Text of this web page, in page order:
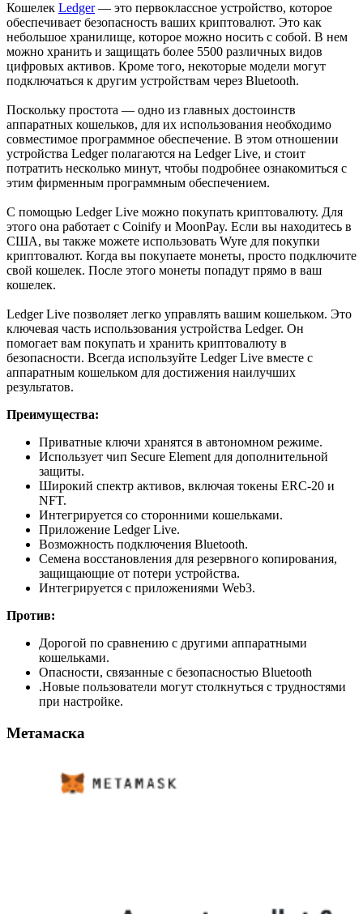
Кошелек Ledger— это первоклассное устройство, которое
обеспечивает безопасность ваших криптовалют. Это как
небольшое хранилище, которое можно носить с собой. В нем
можно хранить и защищать более 5500 различных видов
цифровых активов. Кроме того, некоторые модели могут
подключаться к другим устройствам через Bluetooth.
Поскольку простота — одно из главных достоинств
аппаратных кошельков, для их использования необходимо
совместимое программное обеспечение. В этом отношении
устройства Ledger полагаются на Ledger Live, и стоит
потратить несколько минут, чтобы подробнее ознакомиться с
этим фирменным программным обеспечением.
С помощью Ledger Live можно покупать криптовалюту. Для
этого она работает с Coinify и MoonPay. Если вы находитесь в
США, вы также можете использовать Wyre для покупки
криптовалют. Когда вы покупаете монеты, просто подключите
свой кошелек. После этого монеты попадут прямо в ваш
кошелек.
Ledger Live позволяет легко управлять вашим кошельком. Это
ключевая часть использования устройства Ledger. Он
помогает вам покупать и хранить криптовалюту в
безопасности. Всегда используйте Ledger Live вместе с
аппаратным кошельком для достижения наилучших
результатов.
Преимущества:
Приватные ключи хранятся в автономном режиме.
Использует чип Secure Element для дополнительной
защиты.
Широкий спектр активов, включая токены ERC-20 и
NFT.
Интегрируется со сторонними кошельками.
Приложение Ledger Live.
Возможность подключения Bluetooth.
Семена восстановления для резервного копирования,
защищающие от потери устройства.
Интегрируется с приложениями Web3.
Против:
Дорогой по сравнению с другими аппаратными
кошельками.
Опасности, связанные с безопасностью Bluetooth
.Новые пользователи могут столкнуться с трудностями
при настройке.
Метамаска